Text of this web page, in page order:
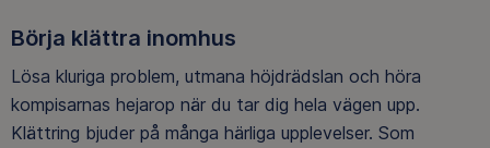
Börja klättra inomhus
Lösa kluriga problem, utmana höjdrädslan och höra
kompisarnas hejarop när du tar dig hela vägen upp.
Klättring bjuder på många härliga upplevelser. Som